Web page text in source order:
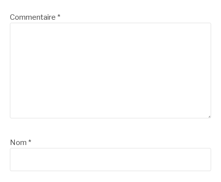
Commentaire *
Nom *